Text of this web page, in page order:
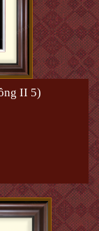
II 5)